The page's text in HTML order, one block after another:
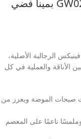
ساعة جيس فينيكس للرجال GW0203G1 بمينا فضي
الرجالية الأصلية،
الأناقة والعملية في كل
صيحات الموضة ويعزز من
ناعمًا على المعصم